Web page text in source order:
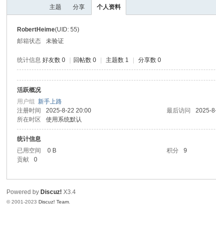
中
主题 分享 个人资料
RobertHeime(UID: 55)
邮箱状态
未验证
统计信息 好友数 0 回帖数 0 主题数 1 分享数 0
活跃概况
用户组新手上路
注册时间
2025-8-22 20:00 最后访问 2025-
所在时区
使用系统默认
统计信息
已用空间
0 B 积分 9
贡献
0
Powered by Discuz! X3.4
© 2001-2023Discuz! Team